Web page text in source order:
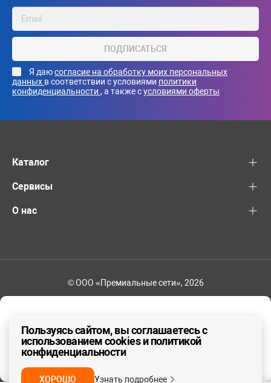
ДА, ВЕРНО
ПОДПИСАТЬСЯ
Я даюсогласие на обработку моих персональных
данных в соответствии с условиями политики
конфиденциальности , а также сусловиями оферты
Каталог
Сервисы
О нас
© ООО «Премиальные сети», 2026
Пользуясь сайтом, вы соглашаетесь с
использованием cookies и политикой
конфиденциальности
ХОРОШО Узнать подробнее